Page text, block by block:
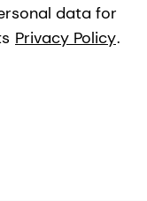
data for
Privacy Policy.